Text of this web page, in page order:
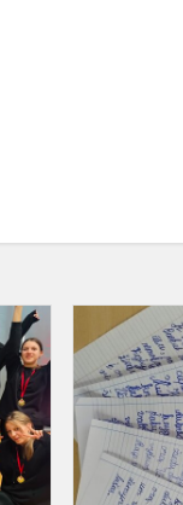
konkursas